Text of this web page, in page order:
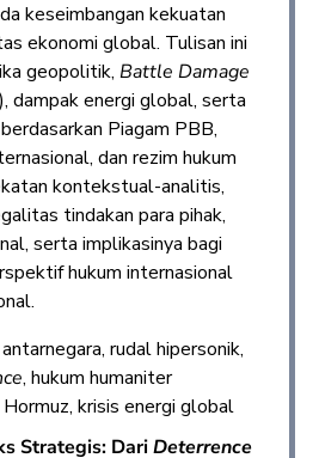
keseimbangan kekuatan
ekonomi global. Tulisan ini
geopolitik, Battle Damage
dampak energi global, serta
Piagam PBB,
dan rezim hukum
kontekstual-analitis,
tindakan para pihak,
serta implikasinya bagi
hukum internasional
rudal hipersonik,
, hukum humaniter
krisis energi global
Strategis: DariDeterrence